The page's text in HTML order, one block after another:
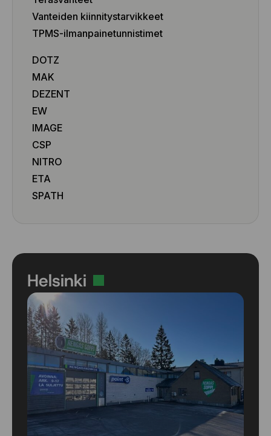
Vanteiden kiinnitystarvikkeet
TPMS-ilmanpainetunnistimet
DOTZ
MAK
DEZENT
EW
IMAGE
CSP
NITRO
ETA
SPATH
Helsinki